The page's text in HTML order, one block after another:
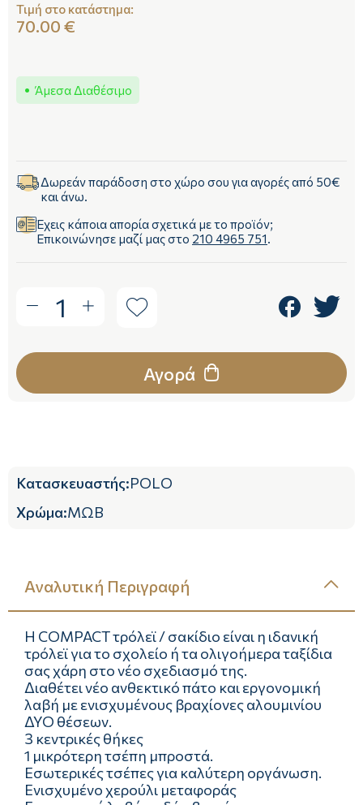
Τιμή στο κατάστημα:
70.00 €
Άμεσα Διαθέσιμο
Δωρεάν παράδοση στο χώρο σου για αγορές από 50€
και άνω.
Έχεις κάποια απορία σχετικά με το προϊόν;
Επικοινώνησε μαζί μας στο 210 4965 751.
1
Αγορά
Κατασκευαστής:POLO
Χρώμα:ΜΩΒ
Αναλυτική Περιγραφή
H COMPACT τρόλεϊ / σακίδιο είναι η ιδανική
τρόλεϊ για το σχολείο ή τα ολιγοήμερα ταξίδια
σας χάρη στο νέο σχεδιασμό της.
Διαθέτει νέο ανθεκτικό πάτο και εργονομική
λαβή με ενισχυμένους βραχίονες αλουμινίου
ΔΥΟ θέσεων.
3 κεντρικές θήκες
1 μικρότερη τσέπη μπροστά.
Εσωτερικές τσέπες για καλύτερη οργάνωση.
Ενισχυμένο χερούλι μεταφοράς